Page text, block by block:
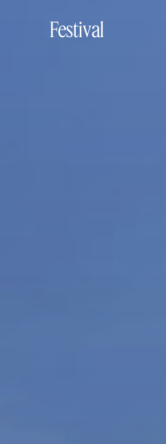
Festival